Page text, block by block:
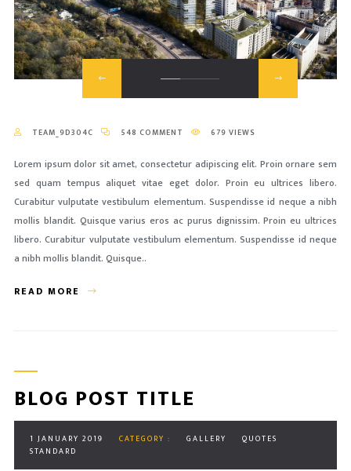
TEAM_9D304C 548 COMMENT 679 VIEWS
Lorem ipsum dolor sit amet, consectetur adipiscing elit. Proin ornare sem
sed quam tempus aliquet vitae eget dolor. Proin eu ultrices libero.
Curabitur vulputate vestibulum elementum. Suspendisse id neque a nibh
mollis blandit. Quisque varius eros ac purus dignissim. Proin eu ultrices
libero. Curabitur vulputate vestibulum elementum. Suspendisse id neque
a nibh mollis blandit. Quisque..
READ MORE
BLOG POST TITLE
1 JANUARY 2019 CATEGORY : GALLERY
QUOTES
STANDARD